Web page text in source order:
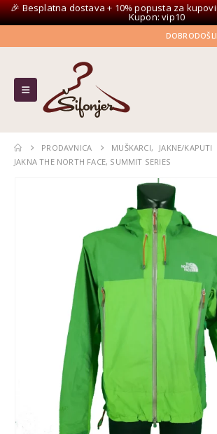
🎉 Besplatna dostava + 10% popusta za
Kupon: vip10
PRODAVNICA MUŠKARCI,
JAKNE/KAPUTI
JAKNA THE NORTH FACE, SUMMIT SERIES